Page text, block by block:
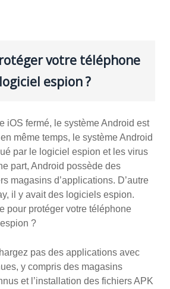
votre téléphone
espion ?
iOS fermé, le système Android est
même temps, le système Android
par le logiciel espion et les virus
part, Android possède des
magasins d’applications. D’autre
il y avait des logiciels espion.
pour protéger votre téléphone
?
pas des applications avec
y compris des magasins
et l’installation des fichiers APK